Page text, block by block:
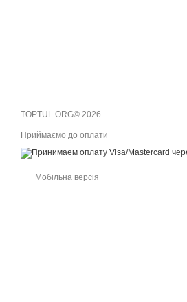
TOPTUL.ORG© 2026
Приймаємо до оплати
Мобільна версія